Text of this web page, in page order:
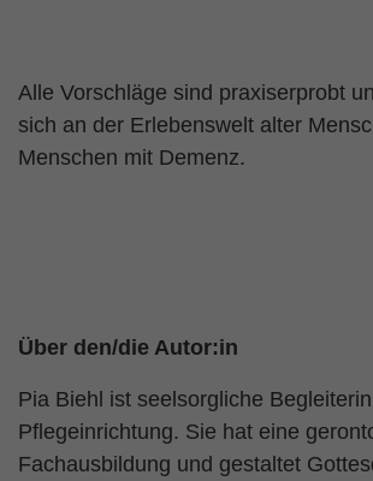
Alle Vorschläge sind praxiserprobt
sich an der Erlebenswelt alter
Menschen mit Demenz.
Über den/die Autor:in
Pia Biehl ist seelsorgliche
Pflegeinrichtung. Sie hat eine
Fachausbildung und gestaltet